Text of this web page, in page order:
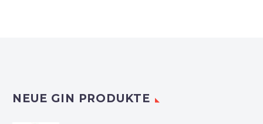
NEUE GIN PRODUKTE